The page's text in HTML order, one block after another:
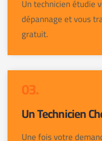
Un technicien étudie
dépannage et vous
gratuit.
03.
Un Technicien
Une fois votre